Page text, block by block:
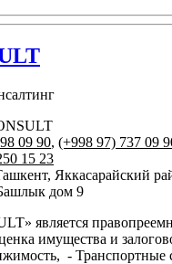
09 90, (+998 97) 737 09
15 23
Яккасарайский
дом 9
является
имущества и
- Транспортные